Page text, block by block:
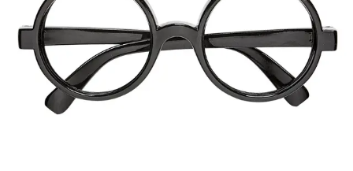
- Homokozójátékok
- Műanyag hajók
- Hinta, csúszda
- Ütők, dobálók
- Strandcikkek
- Egyéb nyári játékok
Lábbal hajtós
járművek
- Házhozszállítás: 2190
forinttól
- Személyes átvétel:
ingyenesen